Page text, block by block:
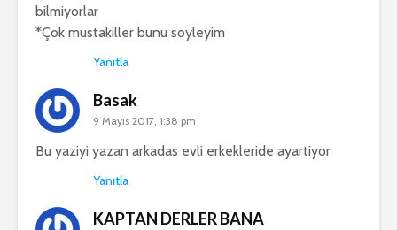
bilmiyorlar
*Çok mustakiller bunu soyleyim
Yanıtla
Basak
9 Mayıs 2017, 1:38 pm
Bu yaziyi yazan arkadas evli erkekleride ayartiyor
Yanıtla
KAPTAN DERLER BANA